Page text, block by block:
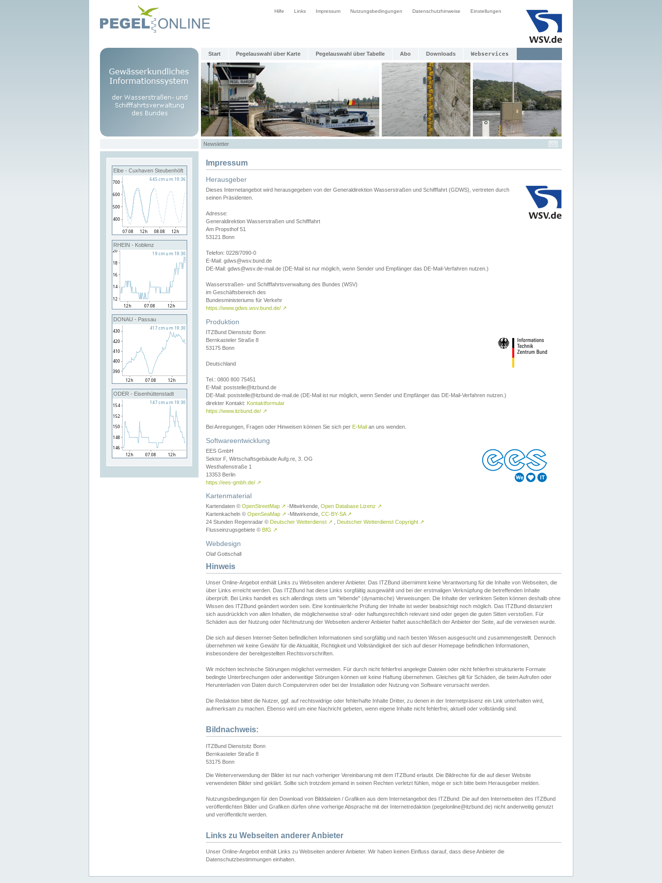
Hilfe Links Impressum Nutzungsbedingungen Datenschutzhinweise Einstellungen
Start Pegelauswahl über Karte Pegelauswahl über Tabelle Abo Downloads Webservices
Newsletter
Elbe - Cuxhaven Steubenhöft
RHEIN - Koblenz
DONAU - Passau
ODER - Eisenhüttenstadt
Impressum
Herausgeber
Dieses Internetangebot wird herausgegeben von der Generaldirektion Wasserstraßen und Schifffahrt (GDWS), vertreten durch
seinen Präsidenten.
Adresse:
Generaldirektion Wasserstraßen und Schifffahrt
Am Propsthof 51
53121 Bonn
Telefon: 0228/7090-0
E-Mail: gdws@wsv.bund.de
DE-Mail: gdws@wsv.de-mail.de (DE-Mail ist nur möglich, wenn Sender und Empfänger das DE-Mail-Verfahren nutzen.)
Wasserstraßen- und Schifffahrtsverwaltung des Bundes (WSV)
im Geschäftsbereich des
Bundesministeriums für Verkehr
https://www.gdws.wsv.bund.de/ ↗
Produktion
ITZBund Dienstsitz Bonn
Bernkasteler Straße 8
53175 Bonn
Deutschland
Tel.: 0800 800 75451
E-Mail: poststelle@itzbund.de
DE-Mail: poststelle@itzbund.de-mail.de (DE-Mail ist nur möglich, wenn Sender und Empfänger das DE-Mail-Verfahren nutzen.)
direkter Kontakt: Kontaktformular
https://www.itzbund.de/ ↗
Bei Anregungen, Fragen oder Hinweisen können Sie sich per E-Mail an uns wenden.
Softwareentwicklung
EES GmbH
Sektor F, Wirtschaftsgebäude Aufg.re, 3. OG
Westhafenstraße 1
13353 Berlin
https://ees-gmbh.de/ ↗
Kartenmaterial
Kartendaten © OpenStreetMap ↗ -Mitwirkende, Open Database Lizenz ↗
Kartenkacheln © OpenSeaMap ↗ -Mitwirkende, CC-BY-SA ↗
24 Stunden Regenradar © Deutscher Wetterdienst ↗ Deutscher Wetterdienst Copyright ↗
Flusseinzugsgebiete © BfG ↗
Webdesign
Olaf Gottschall
Hinweis
Unser Online-Angebot enthält Links zu Webseiten anderer Anbieter. Das ITZBund übernimmt keine Verantwortung für die Inhalte von Webseiten, die
über Links erreicht werden. Das ITZBund hat diese Links sorgfältig ausgewählt und bei der erstmaligen Verknüpfung die betreffenden Inhalte
überprüft. Bei Links handelt es sich allerdings stets um "lebende" (dynamische) Verweisungen. Die Inhalte der verlinkten Seiten können deshalb ohne
Wissen des ITZBund geändert worden sein. Eine kontinuierliche Prüfung der Inhalte ist weder beabsichtigt noch möglich. Das ITZBund distanziert
sich ausdrücklich von allen Inhalten, die möglicherweise straf- oder haftungsrechtlich relevant sind oder gegen die guten Sitten verstoßen. Für
Schäden aus der Nutzung oder Nichtnutzung der Webseiten anderer Anbieter haftet ausschließlich der Anbieter der Seite, auf die verwiesen wurde.
Die sich auf diesen Internet-Seiten befindlichen Informationen sind sorgfältig und nach besten Wissen ausgesucht und zusammengestellt. Dennoch
übernehmen wir keine Gewähr für die Aktualität, Richtigkeit und Vollständigkeit der sich auf dieser Homepage befindlichen Informationen,
insbesondere der bereitgestellten Rechtsvorschriften.
Wir möchten technische Störungen möglichst vermeiden. Für durch nicht fehlerfrei angelegte Dateien oder nicht fehlerfrei strukturierte Formate
bedingte Unterbrechungen oder anderweitige Störungen können wir keine Haftung übernehmen. Gleiches gilt für Schäden, die beim Aufrufen oder
Herunterladen von Daten durch Computerviren oder bei der Installation oder Nutzung von Software verursacht werden.
Die Redaktion bittet die Nutzer, ggf. auf rechtswidrige oder fehlerhafte Inhalte Dritter, zu denen in der Internetpräsenz ein Link unterhalten wird,
aufmerksam zu machen. Ebenso wird um eine Nachricht gebeten, wenn eigene Inhalte nicht fehlerfrei, aktuell oder vollständig sind.
Bildnachweis:
ITZBund Dienstsitz Bonn
Bernkasteler Straße 8
53175 Bonn
Die Weiterverwendung der Bilder ist nur nach vorheriger Vereinbarung mit dem ITZBund erlaubt. Die Bildrechte für die auf dieser Website
verwendeten Bilder sind geklärt. Sollte sich trotzdem jemand in seinen Rechten verletzt fühlen, möge er sich bitte beim Herausgeber melden.
Nutzungsbedingungen für den Download von Bilddateien / Grafiken aus dem Internetangebot des ITZBund: Die auf den Internetseiten des ITZBund
veröffentlichten Bilder und Grafiken dürfen ohne vorherige Absprache mit der Internetredaktion (pegelonline@itzbund.de) nicht anderweitig genutzt
und veröffentlicht werden.
Links zu Webseiten anderer Anbieter
Unser Online-Angebot enthält Links zu Webseiten anderer Anbieter. Wir haben keinen Einfluss darauf, dass diese Anbieter die
Datenschutzbestimmungen einhalten.